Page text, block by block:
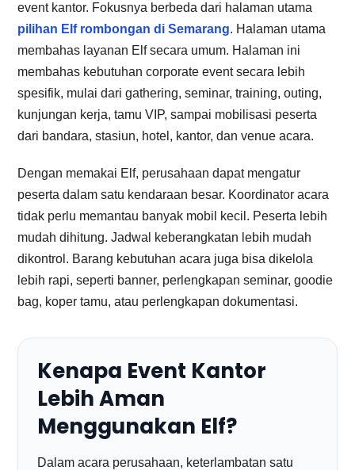
event kantor. Fokusnya berbeda dari halaman utama
pilihan Elf rombongan di Semarang. Halaman utama
membahas layanan Elf secara umum. Halaman ini
membahas kebutuhan corporate event secara lebih
spesifik, mulai dari gathering, seminar, training, outing,
kunjungan kerja, tamu VIP, sampai mobilisasi peserta
dari bandara, stasiun, hotel, kantor, dan venue acara.
Dengan memakai Elf, perusahaan dapat mengatur
peserta dalam satu kendaraan besar. Koordinator acara
tidak perlu memantau banyak mobil kecil. Peserta lebih
mudah dihitung. Jadwal keberangkatan lebih mudah
dikontrol. Barang kebutuhan acara juga bisa dikelola
lebih rapi, seperti banner, perlengkapan seminar, goodie
bag, koper tamu, atau perlengkapan dokumentasi.
Kenapa Event Kantor
Lebih Aman
Menggunakan Elf?
Dalam acara perusahaan, keterlambatan satu